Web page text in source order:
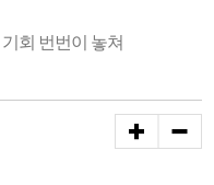
회 번번이 놓쳐